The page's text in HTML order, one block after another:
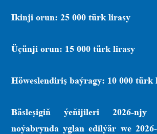
Ikinji orun: 25 000 türk lirasy
Üçünji orun: 15 000 türk lirasy
Höweslendiriş baýragy: 10 000 türk
Bäsleşigiň ýeňijileri 2026-
noýabrynda yglan edilýär we